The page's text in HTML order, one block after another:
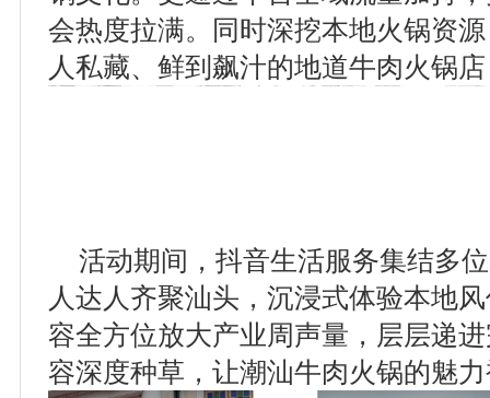
会热度拉满。同时深挖本地火锅资
人私藏、鲜到飙汁的地道牛肉火锅
活动期间，抖音生活服务集结多
人达人齐聚汕头，沉浸式体验本地
容全方位放大产业周声量，层层递
容深度种草，让潮汕牛肉火锅的魅